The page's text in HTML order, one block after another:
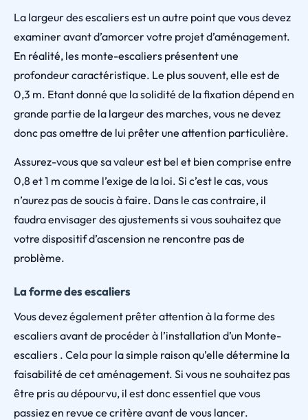
La largeur des escaliers est un autre point que vous devez
examiner avant d’amorcer votre projet d’aménagement.
En réalité, les monte-escaliers présentent une
profondeur caractéristique. Le plus souvent, elle est de
0,3 m. Etant donné que la solidité de la fixation dépend en
grande partie de la largeur des marches, vous ne devez
donc pas omettre de lui prêter une attention particulière.
Assurez-vous que sa valeur est bel et bien comprise entre
0,8 et 1 m comme l’exige de la loi. Si c’est le cas, vous
n’aurez pas de soucis à faire. Dans le cas contraire, il
faudra envisager des ajustements si vous souhaitez que
votre dispositif d’ascension ne rencontre pas de
problème.
La forme des escaliers
Vous devez également prêter attention à la forme des
escaliers avant de procéder à l’installation d’un Monte-
escaliers . Cela pour la simple raison qu’elle détermine la
faisabilité de cet aménagement. Si vous ne souhaitez pas
être pris au dépourvu, il est donc essentiel que vous
passiez en revue ce critère avant de vous lancer.